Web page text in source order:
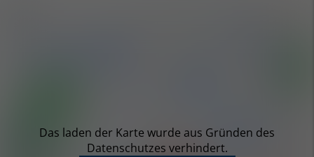
Das laden der Karte wurde aus Gründen des
Datenschutzes verhindert.